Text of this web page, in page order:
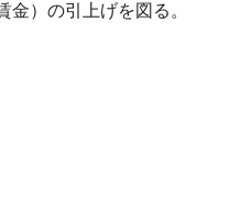
）の引上げを図る。